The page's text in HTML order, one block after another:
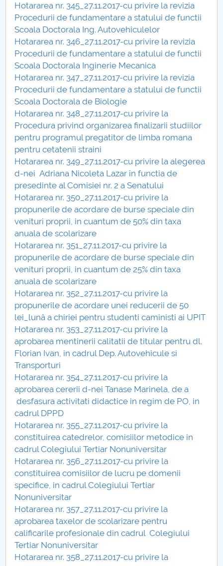
UNIVERSITATE pentru comunitate
IOSUD/CSUD-Doctorate
Comisie de etica unversitară
Evenimente CUP
Accesibilitate pentru studenții cu dizabilități
Raportul Conducerii Centrului Universitar Pitești
privind implementarea Planului Operațional 2020-
2024
Parteneri CUP
Centrul de Consiliere și Orientare în Carieră
Chestionar angajabilitate ALUMNI – UPB
CAR2026
MENIU CANTINA
Hotarari Senat din 30 octombrie 2017
Hotarari Senat 13 iulie 2017
Hotărâri Senat din 6 martie 2017
Hotărâri Senat din 30 ianuarie 2017
Hotărâri Senat din 8 februarie 2017
Hotarari Senat 27 martie 2017
Hotarari Senat 24 aprilie 2017
Hotărâri Senat din 22 mai 2017
Hotărări Senat din 19 iunie 2017
Hotărâri Senat din 15 septembrie 2017
Hotărâri Senat din 27 septembrie 2017
Hotararea nr. 345_27.11.2017-cu privire la revizia
Procedurii de fundamentare a statului de functii
Scoala Doctorala Ing. Autovehiculelor
Hotararea nr. 346_27.11.2017-cu privire la revizia
Procedurii de fundamentare a statului de functii
Scoala Doctorala Inginerie Mecanica
Hotararea nr. 347_27.11.2017-cu privire la revizia
Procedurii de fundamentare a statului de functii
Scoala Doctorala de Biologie
Hotararea nr. 348_27.11.2017-cu privire la
Procedura privind organizarea finalizarii studiilor
pentru programul pregatitor de limba romana
pentru cetatenii straini
Hotararea nr. 349_27.11.2017-cu privire la alegerea
d-nei Adriana Nicoleta Lazar în functia de
presedinte al Comisiei nr. 2 a Senatului
Hotararea nr. 350_27.11.2017-cu privire la
propunerile de acordare de burse speciale din
venituri proprii, in cuantum de 50% din taxa
anuala de scolarizare
Hotararea nr. 351_27.11.2017-cu privire la
propunerile de acordare de burse speciale din
venituri proprii, in cuantum de 25% din taxa
anuala de scolarizare
Hotararea nr. 352_27.11.2017-cu privire la
propunerile de acordare unei reducerii de 50
lei_lună a chiriei pentru studenti caministi ai UPIT
Hotararea nr. 353_27.11.2017-cu privire la
aprobarea mentinerii calitatii de titular pentru dl.
Florian Ivan, in cadrul Dep. Autovehicule si
Transporturi
Hotararea nr. 354_27.11.2017-cu privire la
aprobarea cererii d-nei Tanase Marinela, de a
desfasura activitati didactice in regim de PO, in
cadrul DPPD
Hotararea nr. 355_27.11.2017-cu privire la
constituirea catedrelor, comisiilor metodice in
cadrul Colegiului Tertiar Nonuniversitar
Hotararea nr. 356_27.11.2017-cu privire la
constituirea comisiilor de lucru pe domenii
specifice, in cadrul Colegiului Tertiar
Nonuniversitar
Hotararea nr. 357_27.11.2017-cu privire la
aprobarea taxelor de scolarizare pentru
calificarile profesionale din cadrul Colegiului
Tertiar Nonuniversitar
Hotararea nr. 358_27.11.2017-cu privire la